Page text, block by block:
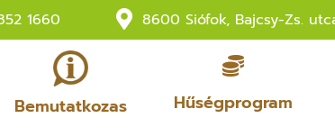
1660 8600 Siófok, Bajcsy-Zs.
Bemutatkozas Hűségprogram